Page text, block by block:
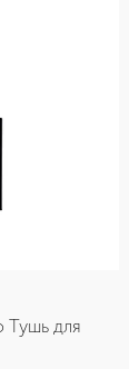
Тушь для